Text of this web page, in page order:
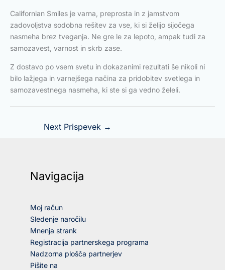
Californian Smiles je varna, preprosta in z jamstvom
zadovoljstva sodobna rešitev za vse, ki si želijo sijočega
nasmeha brez tveganja. Ne gre le za lepoto, ampak tudi za
samozavest, varnost in skrb zase.
Z dostavo po vsem svetu in dokazanimi rezultati še nikoli ni
bilo lažjega in varnejšega načina za pridobitev svetlega in
samozavestnega nasmeha, ki ste si ga vedno želeli.
Next Prispevek →
Navigacija
Moj račun
Sledenje naročilu
Mnenja strank
Registracija partnerskega programa
Nadzorna plošča partnerjev
Pišite na